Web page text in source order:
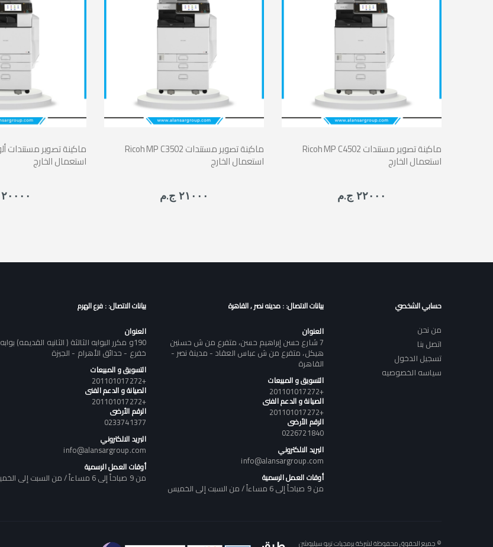
استعمال الخارج
٢٠٠٠٠ ج.م
Ricoh MP C3502 ماكينة تصوير مستندات
استعمال الخارج
٢١٠٠٠ ج.م
Ricoh MP C4502 ماكينة تصوير مستندات
استعمال الخارج
٢٢٠٠٠ ج.م
حسابي الشخصي
من نحن
اتصل بنا
تسجيل الدخول
سياسه الخصوصيه
بيانات الاتصال: : مدينه نصر , القاهرة
العنوان
7 شارع حسن إبراهيم حسن، متفرع من ش حسنين
هيكل، متفرع من ش عباس العقاد - مدينة نصر -
القاهرة
التسويق و المبيعات
+201101017272
الصيانة و الدعم الفنى
+201101017272
الرقم الأرضى
0226721840
البريد الالكتروني
info@alansargroup.com
أوقات العمل الرسمية
من 9 صباحاً إلى 6 مساءاً / من السبت إلى الخميس
بيانات الاتصال: : فرع الهرم
العنوان
190و مكرر البوابه الثالثة ( الثانيه القديمه) بوابه
خفرع - حدائق الأهرام - الجيزة
التسويق و المبيعات
+201101017272
الصيانة و الدعم الفنى
+201101017272
الرقم الأرضى
0233741377
البريد الالكتروني
info@alansargroup.com
أوقات العمل الرسمية
من 9 صباحاً إلى 6 مساءاً / من السبت إلى الخميس
© جميع الحقوق محفوظة لشركة برمجيات تربو سيليوشن